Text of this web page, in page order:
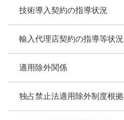
技術導入契約の指導状況
輸入代理店契約の指導等状況
適用除外関係
独占禁止法適用除外制度根